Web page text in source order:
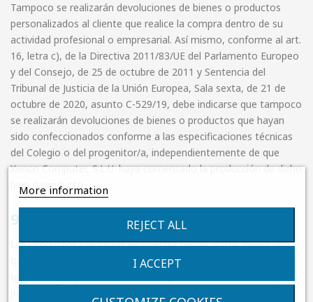
Tampoco se realizarán devoluciones de bienes o productos
personalizados al cliente que realice la compra dentro de su
actividad profesional o empresarial. Así mismo, conforme al art.
16, letra c), de la Directiva 2011/83/UE del Parlamento Europeo
y del Consejo, de 25 de octubre de 2011 y Sentencia del
Tribunal de Justicia de la Unión Europea, Sala sexta, de 21 de
octubre de 2020, asunto C-529/19, debe indicarse que tampoco
se realizarán devoluciones de bienes o productos que hayan
sido confeccionados conforme a las especificaciones técnicas
del Colegio o del progenitor/a, independientemente de que
Xenon Computer, S.L.U. haya comenzado la producción de dicho
bien o producto.
9.4. Garantías:
Los productos ofertados en nuestra tienda virtual tienen una
garantía de 3 años, salvo en los casos de ampliación de la
More information
REJECT ALL
I ACCEPT